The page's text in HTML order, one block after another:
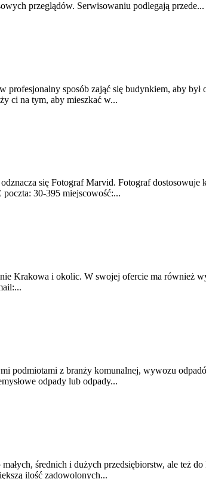
przeglądów. Serwisowaniu podlegają przede...
sposób zająć się budynkiem, aby
ci na tym, aby mieszkać w...
się Fotograf Marvid. Fotograf dostosowuje
30-395 miejscowość:...
Krakowa i okolic. W swojej ofercie ma również
podmiotami z branży komunalnej, wywozu
odpady lub odpady...
małych, średnich i dużych przedsiębiorstw, ale
ilość zadowolonych...